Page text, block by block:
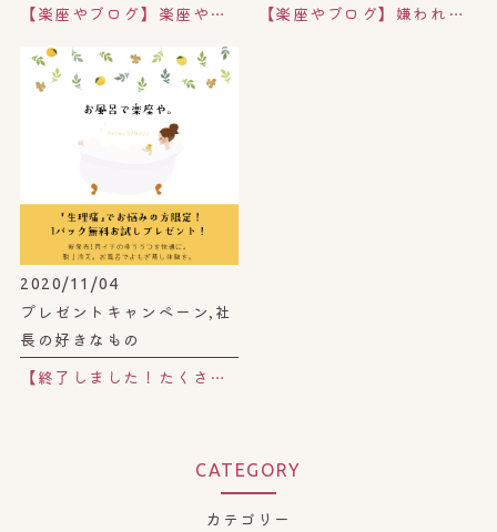
【楽座やブログ】楽座やのよもぎ茶。
【楽座やブログ】嫌われる勇気。
2020/11/04
プレゼントキャンペーン,社
長の好きなもの
【終了しました！たくさんのご応募ありがとうございました】新発売！生理痛で悩む女性限定！限定100パックを無料プレゼント！
CATEGORY
カテゴリー